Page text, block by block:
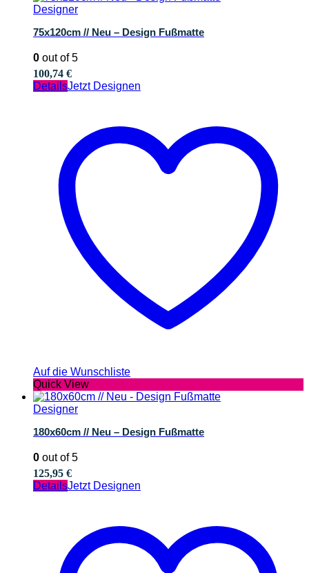
Designer
75x120cm // Neu – Design Fußmatte
0 out of 5
100,74 €
DetailsJetzt Designen
Auf die Wunschliste
Quick View
Designer
180x60cm // Neu – Design Fußmatte
0 out of 5
125,95 €
DetailsJetzt Designen